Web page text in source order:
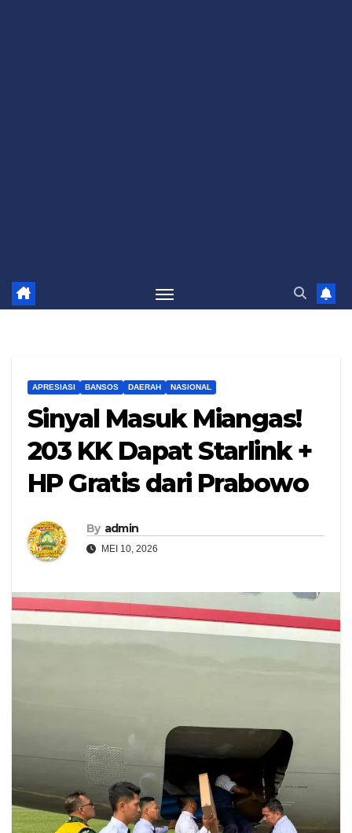
APRESIASI BANSOS DAERAH NASIONAL
Sinyal Masuk Miangas!
203 KK Dapat Starlink +
HP Gratis dari Prabowo
By admin
MEI 10, 2026